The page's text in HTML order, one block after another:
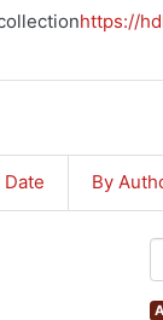
https://
Date By